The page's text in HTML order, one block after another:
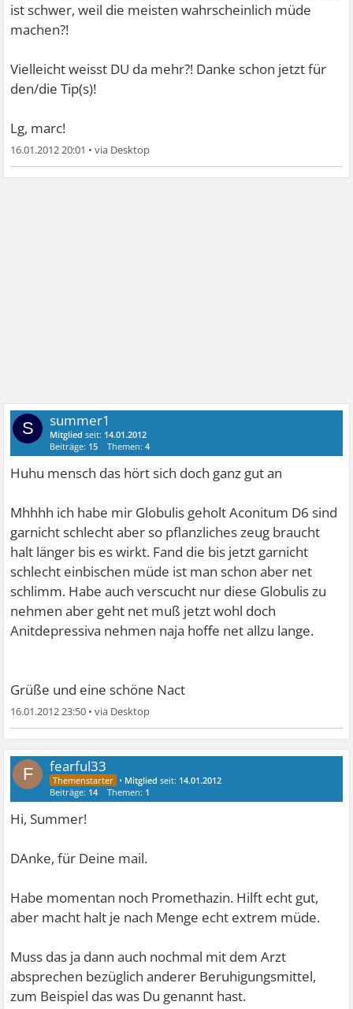
ist schwer, weil die meisten wahrscheinlich müde
machen?!
Vielleicht weisst DU da mehr?! Danke schon jetzt für
den/die Tip(s)!
Lg, marc!
16.01.2012 20:01 •
S summer1
Mitglied seit: 14.01.2012
Beiträge: 15 Themen:4
Huhu mensch das hört sich doch ganz gut an
Mhhhh ich habe mir Globulis geholt Aconitum D6 sind
garnicht schlecht aber so pflanzliches zeug braucht
halt länger bis es wirkt. Fand die bis jetzt garnicht
schlecht einbischen müde ist man schon aber net
schlimm. Habe auch verscucht nur diese Globulis zu
nehmen aber geht net muß jetzt wohl doch
Anitdepressiva nehmen naja hoffe net allzu lange.
Grüße und eine schöne Nact
16.01.2012 23:50 •
F fearful33
• Mitglied seit: 14.01.2012
Beiträge: 14 Themen: 1
Hi, Summer!
DAnke, für Deine mail.
Habe momentan noch Promethazin. Hilft echt gut,
aber macht halt je nach Menge echt extrem müde.
Muss das ja dann auch nochmal mit dem Arzt
absprechen bezüglich anderer Beruhigungsmittel,
zum Beispiel das was Du genannt hast.